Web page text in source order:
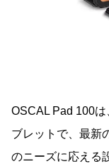
OSCAL Pad 100
ブレットで、最新
のニーズに応える